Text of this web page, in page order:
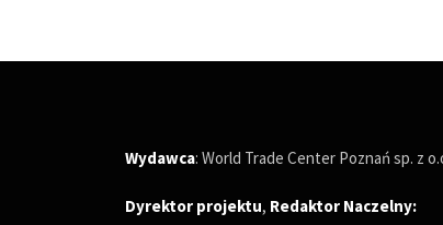
Wydawca: World Trade Center Poznań sp. z
Dyrektor projektu, Redaktor Naczelny: